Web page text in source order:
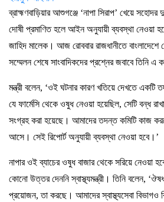
ব্রাহ্মণবাড়িয়ার আশুগঞ্জে ‘নাপা সিরাপ’ খেয়ে
দোষী প্রমাণিত হলে আইন অনুযায়ী ব্যবস্থা নেওয়া হবে
জাহিদ মালেক। আজ রোববার রাজধানীতে বাংলাদেশে
সম্মেলন শেষে সাংবাদিকদের প্রশ্নের জবাবে তিনি এ
মন্ত্রী বলেন, ‘ওই ঘটনার কারণ খতিয়ে দেখতে একটি
যে ফার্মেসি থেকে ওষুধ নেওয়া হয়েছিল, সেটি বন্ধ
সংগ্রহ করা হয়েছে। আমাদের তদন্ত কমিটি কাজ
আসে। সেই রিপোর্ট অনুযায়ী ব্যবস্থা নেওয়া হবে।’
নাপার ওই ব্যাচের ওষুধ বাজার থেকে সরিয়ে নেওয়া
কোনো উত্তর দেননি স্বাস্থ্যমন্ত্রী। তিনি বলেন,
প্রয়োজন, তা করছে। আমাদের স্বাস্থ্যসেবা বিভাগও